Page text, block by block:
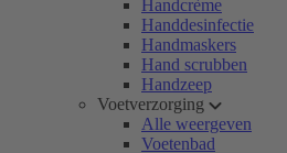
Handcrème
Handdesinfectie
Handmaskers
Hand scrubben
Handzeep
Voetverzorging
Alle weergeven
Voetenbad